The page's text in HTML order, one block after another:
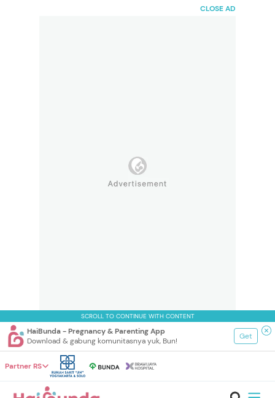
CLOSE AD
SCROLL TO CONTINUE WITH CONTENT
HaiBunda - Pregnancy & Parenting App
Download & gabung komunitasnya yuk, Bun!
Get
Partner RS